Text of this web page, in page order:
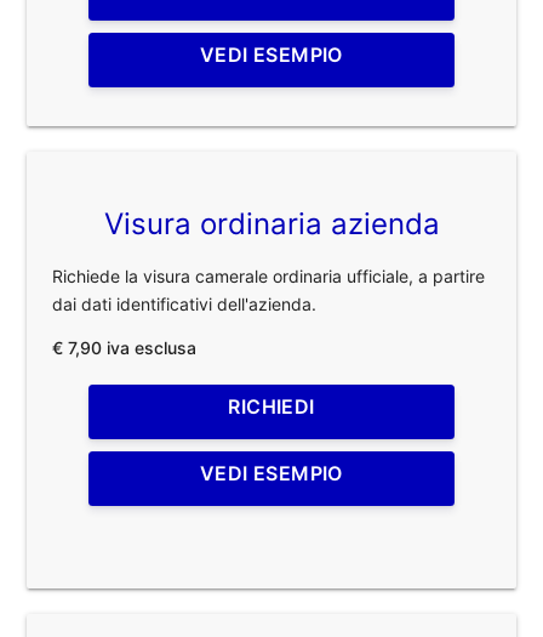
VEDI ESEMPIO
Visura ordinaria azienda
Richiede la visura camerale ordinaria ufficiale, a partire
dai dati identificativi dell'azienda.
€ 7,90 iva esclusa
RICHIEDI
VEDI ESEMPIO